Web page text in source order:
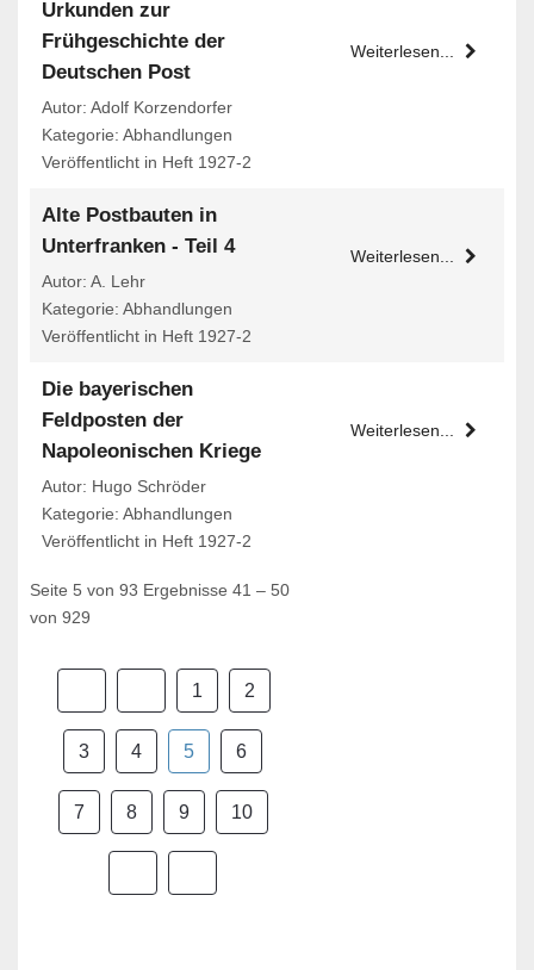
Urkunden zur
Frühgeschichte der
Deutschen Post
Autor: Adolf Korzendorfer
Kategorie: Abhandlungen
Veröffentlicht in Heft 1927-2
Weiterlesen...
Alte Postbauten in
Unterfranken - Teil 4
Autor: A. Lehr
Kategorie: Abhandlungen
Veröffentlicht in Heft 1927-2
Weiterlesen...
Die bayerischen
Feldposten der
Napoleonischen Kriege
Autor: Hugo Schröder
Kategorie: Abhandlungen
Veröffentlicht in Heft 1927-2
Weiterlesen...
Seite 5 von 93 Ergebnisse 41 – 50
von 929
1 2
3 4 5 6
7 8 9 10